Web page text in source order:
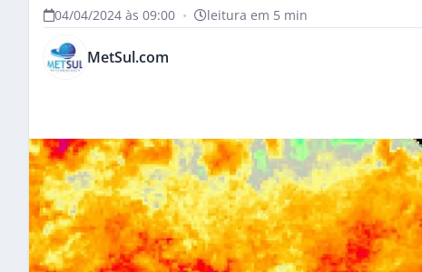
04/04/2024 às 09:00 • leitura em 5 min
MetSul.com